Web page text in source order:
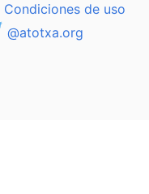
Condiciones de uso
@atotxa.org